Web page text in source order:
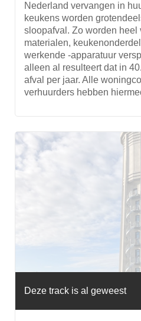
Nederland vervangen in
keukens worden
sloopafval. Zo worden
materialen,
werkende -apparatuur
alleen al resulteert dat in
afval per jaar. Alle
verhuurders hebben
Deze track is al geweest